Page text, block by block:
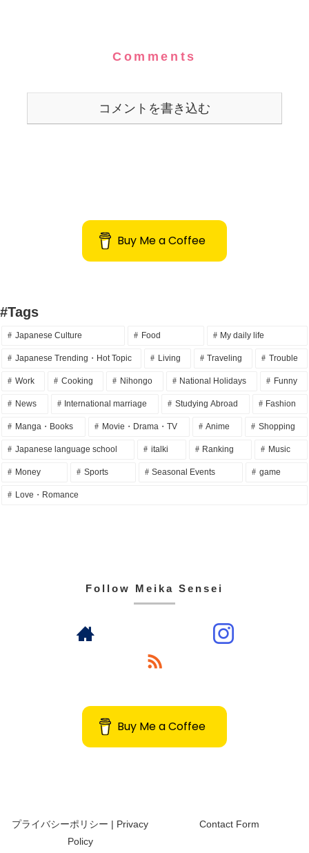
Comments
コメントを書き込む
Buy Me a Coffee
#Tags
Japanese Culture Food My daily life
Japanese Trending・Hot Topic Living Traveling Trouble
Work Cooking Nihongo National Holidays Funny
News International marriage Studying Abroad Fashion
Manga・Books Movie・Drama・TV Anime Shopping
Japanese language school italki Ranking Music
Money Sports Seasonal Events game
Love・Romance
Follow Meika Sensei
Buy Me a Coffee
プライバシーポリシー | Privacy
Policy
Contact Form